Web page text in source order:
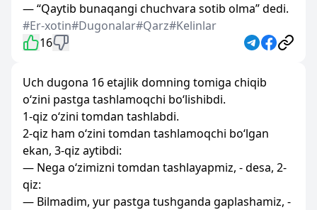
— “Qaytib bunaqangi chuchvara sotib olma” dedi.
#Er-xotin#Dugonalar#Qarz#Kelinlar
16
Uch dugona 16 etajlik domning tomiga chiqib
o‘zini pastga tashlamoqchi bo‘lishibdi.
1-qiz o‘zini tomdan tashlabdi.
2-qiz ham o‘zini tomdan tashlamoqchi bo‘lgan
ekan, 3-qiz aytibdi:
— Nega o‘zimizni tomdan tashlayapmiz, - desa, 2-
qiz:
— Bilmadim, yur pastga tushganda gaplashamiz, -